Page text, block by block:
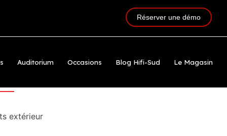
Réserver une démo
Auditorium Occasions Blog Hifi-Sud Le Magasin
extérieur